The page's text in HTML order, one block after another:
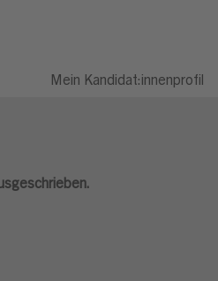
Mein Kandidat:innenprofil